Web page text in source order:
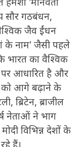
सौर गठबंधन,
जैव ईंधन
के नाम' जैसी पहले
भारत का वैश्विक
आधारित है और
को आगे बढ़ाने के
ब्रिटेन, ब्राजील
नेताओं ने भाग
विभिन्न देशों के